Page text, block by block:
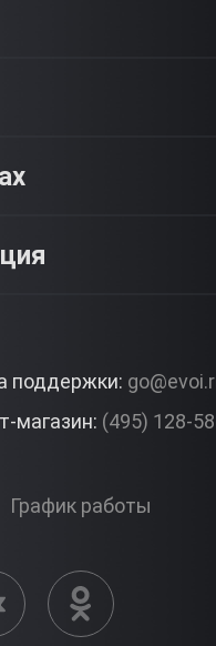
Premium
О компании
Контакты
это работает?
и ответы
подарки
сертификата
поддержки:
магазин: (495) 128-
График работы